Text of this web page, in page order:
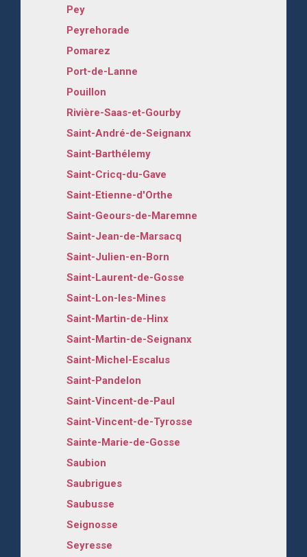
Pey
Peyrehorade
Pomarez
Port-de-Lanne
Pouillon
Rivière-Saas-et-Gourby
Saint-André-de-Seignanx
Saint-Barthélemy
Saint-Cricq-du-Gave
Saint-Etienne-d'Orthe
Saint-Geours-de-Maremne
Saint-Jean-de-Marsacq
Saint-Julien-en-Born
Saint-Laurent-de-Gosse
Saint-Lon-les-Mines
Saint-Martin-de-Hinx
Saint-Martin-de-Seignanx
Saint-Michel-Escalus
Saint-Pandelon
Saint-Vincent-de-Paul
Saint-Vincent-de-Tyrosse
Sainte-Marie-de-Gosse
Saubion
Saubrigues
Saubusse
Seignosse
Seyresse